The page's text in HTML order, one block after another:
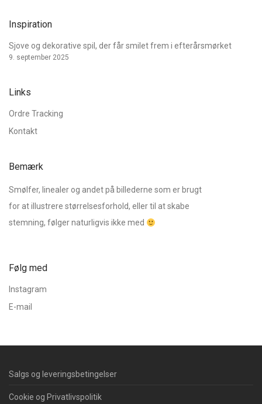
Inspiration
Sjove og dekorative spil, der får smilet frem i efterårsmørket
9. september 2025
Links
Ordre Tracking
Kontakt
Bemærk
Smølfer, linealer og andet på billederne som er brugt
for at illustrere størrelsesforhold, eller til at skabe
stemning, følger naturligvis ikke med
Følg med
Instagram
E-mail
Salgs og leveringsbetingelser
Cookie og Privatlivspolitik